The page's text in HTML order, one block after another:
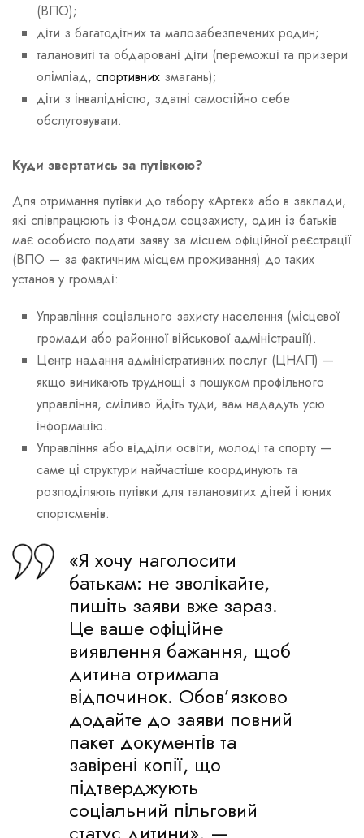
(ВПО);
діти з багатодітних та малозабезпечених родин;
талановиті та обдаровані діти (переможці та призери
олімпіад, спортивних змагань);
діти з інвалідністю, здатні самостійно себе
обслуговувати.
Куди звертатись за путівкою?
Для отримання путівки до табору «Артек» або в заклади,
які співпрацюють із Фондом соцзахисту, один із батьків
має особисто подати заяву за місцем офіційної реєстрації
(ВПО — за фактичним місцем проживання) до таких
установ у громаді:
Управління соціального захисту населення (місцевої
громади або районної військової адміністрації).
Центр надання адміністративних послуг (ЦНАП) —
якщо виникають труднощі з пошуком профільного
управління, сміливо йдіть туди, вам нададуть усю
інформацію.
Управління або відділи освіти, молоді та спорту —
саме ці структури найчастіше координують та
розподіляють путівки для талановитих дітей і юних
спортсменів.
«Я хочу наголосити
батькам: не зволікайте,
пишіть заяви вже зараз.
Це ваше офіційне
виявлення бажання, щоб
дитина отримала
відпочинок. Обов’язково
додайте до заяви повний
пакет документів та
завірені копії, що
підтверджують
соціальний пільговий